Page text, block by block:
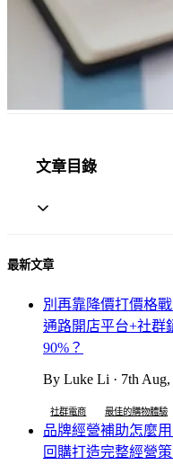
文章目錄
最新文章
別再靠降價打價格
通路開店平台+社群
90%？
By Luke Li · 7th Aug,
社群電商 最佳的購物體驗
品牌經營補助怎麼
回購打造完整經營